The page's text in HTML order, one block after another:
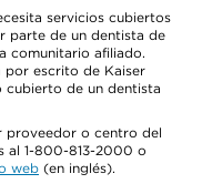
servicios cubiertos
parte de un dentista de
comunitario afiliado.
por escrito de Kaiser
cubierto de un dentista
proveedor o centro del
al 1-800-813-2000 o
web (en inglés).